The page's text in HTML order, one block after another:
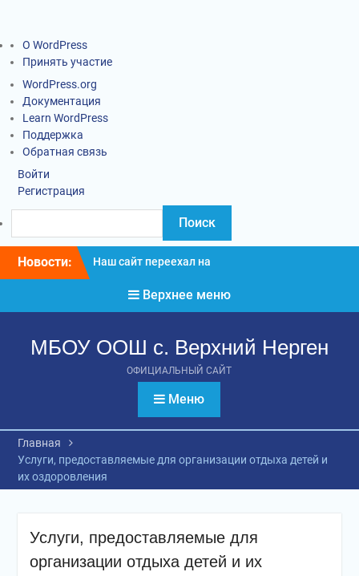
О WordPress
Принять участие
WordPress.org
Документация
Learn WordPress
Поддержка
Обратная связь
Войти
Регистрация
Новости:
Наш сайт переехал на
Информация о введении
карантинных
Социально-
тестирование
обучающихся
Верхнее меню
МБОУ ООШ с. Верхний Нерген
ОФИЦИАЛЬНЫЙ САЙТ
Меню
Главная
Услуги, предоставляемые для организации отдыха детей и
их оздоровления
Услуги, предоставляемые для
организации отдыха детей и их